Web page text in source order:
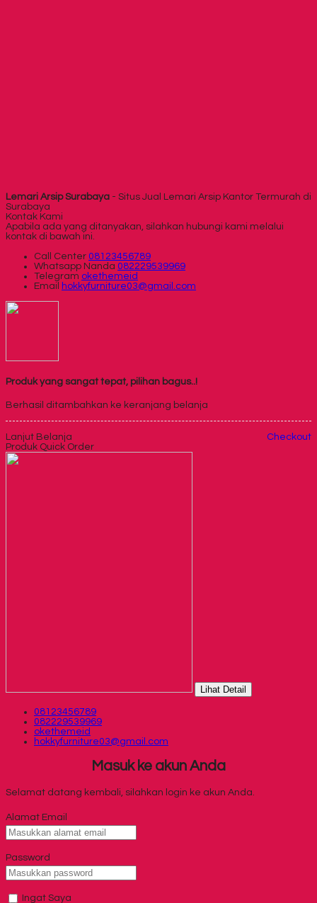
Lemari Arsip Surabaya - Situs Jual Lemari Arsip Kantor Termurah di
Surabaya
Kontak Kami
Apabila ada yang ditanyakan, silahkan hubungi kami melalui
kontak di bawah ini.
Call Center 08123456789
Whatsapp Nanda 082229539969
Telegram okethemeid
Email
hokkyfurniture03@gmail.com
Produk yang sangat tepat, pilihan bagus..!
Berhasil ditambahkan ke keranjang belanja
Lanjut Belanja
Checkout
Produk Quick Order
Lihat Detail
08123456789
082229539969
okethemeid
hokkyfurniture03@gmail.com
Masuk ke akun Anda
Selamat datang kembali, silahkan login ke akun Anda.
Alamat Email
Password
Ingat Saya